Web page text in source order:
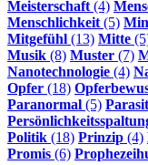
Meisterschaft (4)
Menschlichkeit (5)
Mitgefühl (13) Mitte
Musik (8) Muster (7)
Nanotechnologie (4)
Opfer (18)
Paranormal (5)
Politik (18) Prinzip (4)
Promis (6)